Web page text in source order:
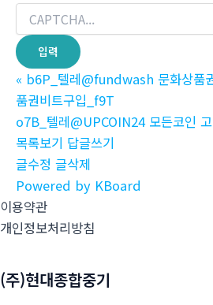
« b6P_텔레@fundwash 문화상품
품권비트구입_f9T
o7B_텔레@UPCOIN24 모든코인
목록보기 답글쓰기
글수정 글삭제
Powered by KBoard
이용약관
개인정보처리방침
(주)현대종합중기